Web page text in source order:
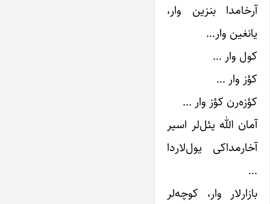
آرخامدا بنزین وار،
یانغین وار…
کول وار …
کؤز وار …
کؤزه‌رن کؤز وار …
آمان الله یئل‌لر اسیر
آخارمداکی یول‌لاردا
…
بازار‌لار وار، کوچه‌لر